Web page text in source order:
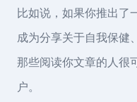
比如说，如果你推出了
成为分享关于自我保健
那些阅读你文章的人很
户。